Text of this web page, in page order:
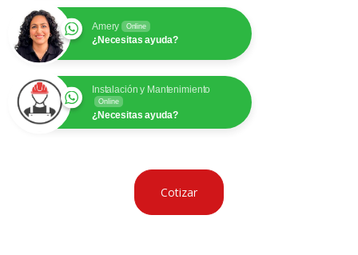
Amery Online
¿Necesitas ayuda?
Instalación y Mantenimiento
Online
¿Necesitas ayuda?
Cotizar